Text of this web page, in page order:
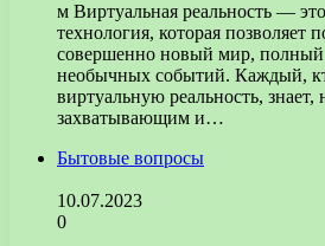
м Виртуальная реальность —
технология, которая позволяет
совершенно новый мир,
необычных событий. Каждый,
виртуальную реальность, знает,
захватывающим и…
Бытовые вопросы
10.07.2023
0